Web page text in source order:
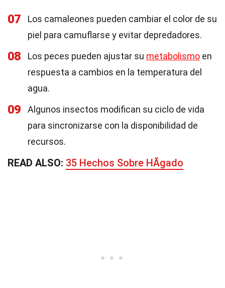
07
Los camaleones pueden cambiar el color de su
piel para camuflarse y evitar depredadores.
08 Los peces pueden ajustar su metabolismo en
respuesta a cambios en la temperatura del
agua.
09
Algunos insectos modifican su ciclo de vida
para sincronizarse con la disponibilidad de
recursos.
READ ALSO: 35 Hechos Sobre HÃ­gado